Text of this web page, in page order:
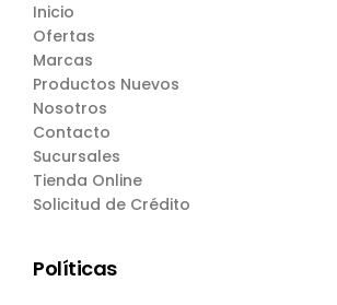
Inicio
Ofertas
Marcas
Productos Nuevos
Nosotros
Contacto
Sucursales
Tienda Online
Solicitud de Crédito
Políticas